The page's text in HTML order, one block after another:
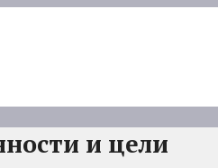
и цели